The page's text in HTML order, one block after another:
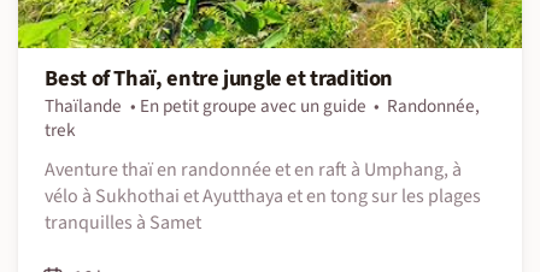
Best of Thaï, entre jungle et tradition
Thaïlande En petit groupe avec un guide
Randonnée,
trek
Aventure thaï en randonnée et en raft à Umphang, à
vélo à Sukhothai et Ayutthaya et en tong sur les plages
tranquilles à Samet